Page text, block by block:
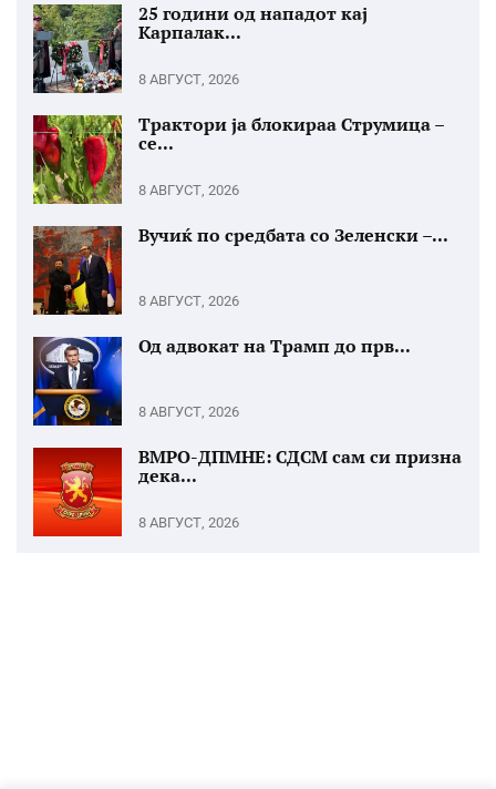
25 години од нападот кај
Карпалак...
8 АВГУСТ, 2026
Трактори ја блокираа Струмица –
се...
8 АВГУСТ, 2026
Вучиќ по средбата со Зеленски –...
8 АВГУСТ, 2026
Од адвокат на Трамп до прв...
8 АВГУСТ, 2026
ВМРО-ДПМНЕ: СДСМ сам си призна
дека...
8 АВГУСТ, 2026